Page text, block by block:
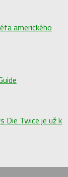
amerického
Die Twice je už k